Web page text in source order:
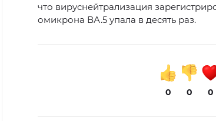
что вируснейтрализация
омикрона ВА.5 упала в десять раз.
0 0 0